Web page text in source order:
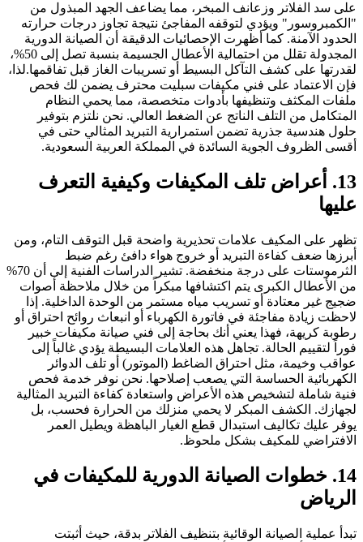
على سد الفلاتر وزعانف المبخر، مما يضاعف الجهد المبذول من
"الكمبروسور" ويؤدي لتوقفه المفاجئ نتيجة تجاوز درجات حرارته
الحدود الآمنة. كما أظهرت الإحصائيات الدقيقة أن الصيانة الدورية
المجدولة تقلل من احتمالية الأعطال الجسيمة بنسبة تصل إلى 50%،
لقدرتها على كشف التآكل البسيط أو تسريبات الغاز قبل تفاقمها.لذا،
فإن الاعتماد على فني مكيفات سبليت محترف يضمن لك فحص
ملفات المكثف وتنظيفها بأدوات متخصصة، مما يحمي النظام
المتكامل من التلف الناتج عن الضغط العالي. نحن نلتزم بتوفير
حلول هندسية جذرية تضمن استمرارية التبريد المثالي حتى في
أقسى الظروف الجوية السائدة في المملكة العربية السعودية.
13. أعراض تلف المكيفات وكيفية التعرف
عليها
تظهر على المكيف علامات تحذيرية واضحة قبل التوقف التام، ومن
أبرزها ضعف كفاءة التبريد أو خروج هواء دافئ رغم ضبط
الثرموستات على درجة منخفضة. تشير الدراسات الفنية إلى أن 70%
من الأعطال الكبرى يتم اكتشافها مبكراً من خلال ملاحظة أصوات
ضجيج غير معتادة أو تسريب مياه مستمر من الوحدة الداخلية. إذا
لاحظت زيادة مفاجئة في فاتورة الكهرباء أو انبعاث روائح احتراق أو
رطوبة كريهة، فهذا يعني أنك بحاجة إلى فني صيانة مكيفات خبير
فوراً لتقييم الحالة. تجاهل هذه العلامات البسيطة يؤدي غالباً إلى
عواقب وخيمة، مثل احتراق الضاغط (الموتور) أو تلف الدوائر
الكهربائية الحساسة التي يصعب إصلاحها. نحن نوفر خدمة فحص
فنية شاملة لتشخيص هذه الأعراض واستعادة كفاءة التبريد المثالية
لجهازك. الكشف المبكر لا يحمي منزلك من الحرارة فحسب، بل
يوفر عليك تكاليف استبدال قطع الغيار الباهظة ويطيل العمر
الافتراضي للمكيف بشكل ملحوظ.
14. خطوات الصيانة الدورية للمكيفات في
الرياض
تبدأ عملية الصيانة الوقائية بتنظيف الفلاتر بدقة، حيث أثبتت